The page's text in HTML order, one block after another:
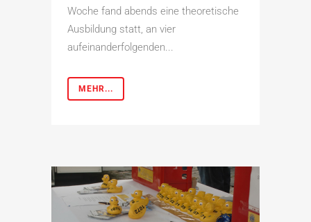
Woche fand abends eine theoretische
Ausbildung statt, an vier
aufeinanderfolgenden...
MEHR...